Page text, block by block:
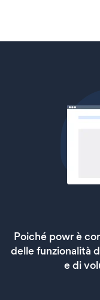
Poiché powr è
delle funzionalità
e di